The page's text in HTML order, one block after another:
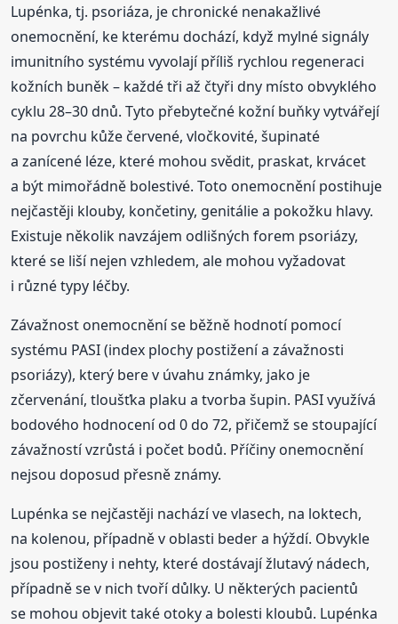
Lupénka, tj. psoriáza, je chronické nenakažlivé
onemocnění, ke kterému dochází, když mylné signály
imunitního systému vyvolají příliš rychlou regeneraci
kožních buněk – každé tři až čtyři dny místo obvyklého
cyklu 28–30 dnů. Tyto přebytečné kožní buňky vytvářejí
na povrchu kůže červené, vločkovité, šupinaté
a zanícené léze, které mohou svědit, praskat, krvácet
a být mimořádně bolestivé. Toto onemocnění postihuje
nejčastěji klouby, končetiny, genitálie a pokožku hlavy.
Existuje několik navzájem odlišných forem psoriázy,
které se liší nejen vzhledem, ale mohou vyžadovat
i různé typy léčby.
Závažnost onemocnění se běžně hodnotí pomocí
systému PASI (index plochy postižení a závažnosti
psoriázy), který bere v úvahu známky, jako je
zčervenání, tloušťka plaku a tvorba šupin. PASI využívá
bodového hodnocení od 0 do 72, přičemž se stoupající
závažností vzrůstá i počet bodů. Příčiny onemocnění
nejsou doposud přesně známy.
Lupénka se nejčastěji nachází ve vlasech, na loktech,
na kolenou, případně v oblasti beder a hýždí. Obvykle
jsou postiženy i nehty, které dostávají žlutavý nádech,
případně se v nich tvoří důlky. U některých pacientů
se mohou objevit také otoky a bolesti kloubů. Lupénka